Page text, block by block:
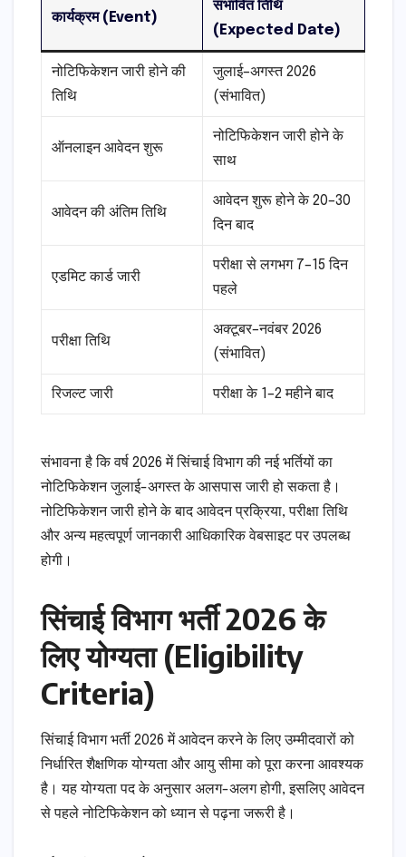
कार्यक्रम (Event)
संभावित तिथि
(Expected Date)
नोटिफिकेशन जारी होने की
तिथि
जुलाई–अगस्त 2026
(संभावित)
ऑनलाइन आवेदन शुरू
नोटिफिकेशन जारी होने के
साथ
आवेदन की अंतिम तिथि
आवेदन शुरू होने के 20–30
दिन बाद
एडमिट कार्ड जारी
परीक्षा से लगभग 7–15 दिन
पहले
परीक्षा तिथि
अक्टूबर–नवंबर 2026
(संभावित)
रिजल्ट जारी परीक्षा के 1–2 महीने बाद
संभावना है कि वर्ष 2026 में सिंचाई विभाग की नई भर्तियों का
नोटिफिकेशन जुलाई-अगस्त के आसपास जारी हो सकता है।
नोटिफिकेशन जारी होने के बाद आवेदन प्रक्रिया, परीक्षा तिथि
और अन्य महत्वपूर्ण जानकारी आधिकारिक वेबसाइट पर उपलब्ध
होगी।
सिंचाई विभाग भर्ती 2026 के
लिए योग्यता (Eligibility
Criteria)
सिंचाई विभाग भर्ती 2026 में आवेदन करने के लिए उम्मीदवारों को
निर्धारित शैक्षणिक योग्यता और आयु सीमा को पूरा करना आवश्यक
है। यह योग्यता पद के अनुसार अलग-अलग होगी, इसलिए आवेदन
से पहले नोटिफिकेशन को ध्यान से पढ़ना जरूरी है।